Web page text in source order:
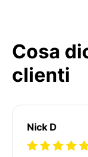
Cosa
clienti
Nick D